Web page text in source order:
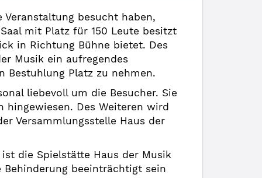
besucht haben,
mit Platz für 150 Leute besitzt
in Richtung Bühne bietet. Des
Musik ein aufregendes
Bestuhlung Platz zu nehmen.
liebevoll um die Besucher. Sie
hingewiesen. Des Weiteren wird
Versammlungsstelle Haus der
die Spielstätte Haus der Musik
beeinträchtigt sein